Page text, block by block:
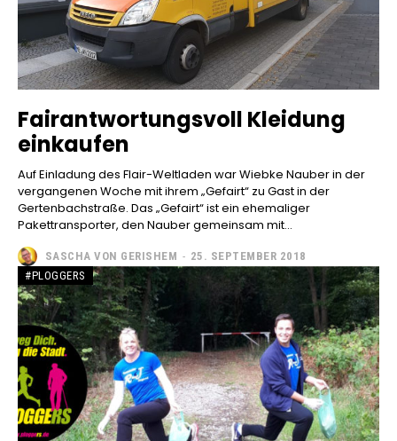
Fairantwortungsvoll Kleidung
einkaufen
Auf Einladung des Flair-Weltladen war Wiebke Nauber in der
vergangenen Woche mit ihrem „Gefairt“ zu Gast in der
Gertenbachstraße. Das „Gefairt“ ist ein ehemaliger
Pakettransporter, den Nauber gemeinsam mit...
SASCHA VON GERISHEM - 25. SEPTEMBER 2018
#PLOGGERS